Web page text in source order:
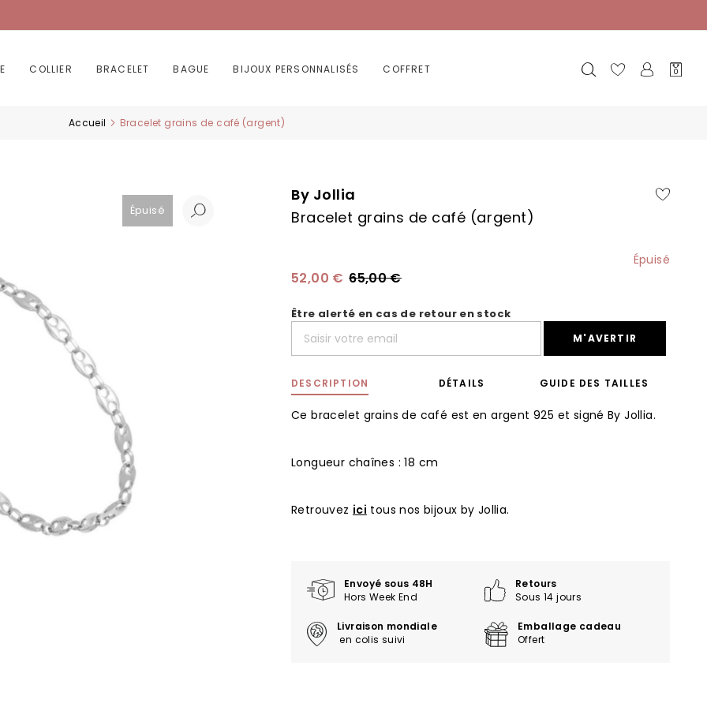
COLLIER BRACELET BAGUE BIJOUX PERSONNALISÉS COFFRET
Mon
0
Accueil Bracelet grains de café (argent)
By Jollia
Bracelet grains de café (argent)
Épuisé
52,00 € 65,00 €
Être alerté en cas de retour en stock
M'AVERTIR
DESCRIPTION
Ce bracelet grains de café est en argent 925 et signé By Jollia.
Longueur chaînes : 18 cm
Retrouvez ici tous nos bijoux by Jollia.
DÉTAILS GUIDE DES TAILLES
Envoyé sous 48H
Hors Week End
Retours
Sous 14 jours
Livraison mondiale
en colis suivi
Emballage cadeau
Offert
Épuisé